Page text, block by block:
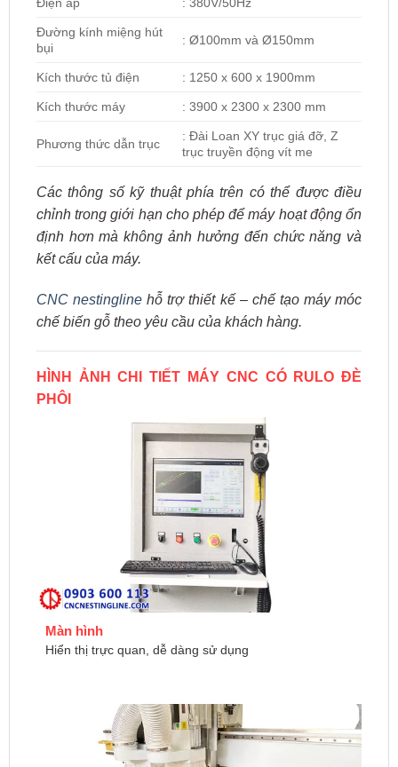
Đường kính miệng hút
bụi
: Ø100mm và Ø150mm
Kích thước tủ điện : 1250 x 600 x 1900mm
Kích thước máy : 3900 x 2300 x 2300 mm
Phương thức dẫn trục
: Đài Loan XY trục giá đỡ, Z
trục truyền động vít me
Các thông số kỹ thuật phía trên có thể được điều
chỉnh trong giới hạn cho phép để máy hoạt động ổn
định hơn mà không ảnh hưởng đến chức năng và
kết cấu của máy.
CNC nestinglinehỗ trợ thiết kế – chế tạo máy móc
chế biến gỗ theo yêu cầu của khách hàng.
HÌNH ẢNH CHI TIẾT MÁY CNC CÓ RULO ĐÈ
PHÔI
Màn hình
Hiển thị trực quan, dễ dàng sử dụng